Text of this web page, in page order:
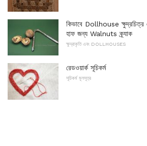
কিভাবে Dollhouse ক্ষুদ্রচিত্র
হাফ জন্য Walnuts ক্র্যাক
ক্ষুদ্রাকৃতি এবং DOLLHOUSES
রেডওয়ার্ক সূচিকর্ম
সূচিকর্ম মূলসূত্র